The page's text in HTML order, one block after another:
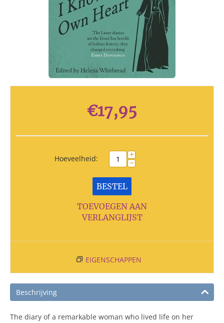
€17,95
Hoeveelheid: +
−
BESTEL
TOEVOEGEN AAN
VERLANGLIJST
EIGENSCHAPPEN
Beschrijving
The diary of a remarkable woman who lived life on her